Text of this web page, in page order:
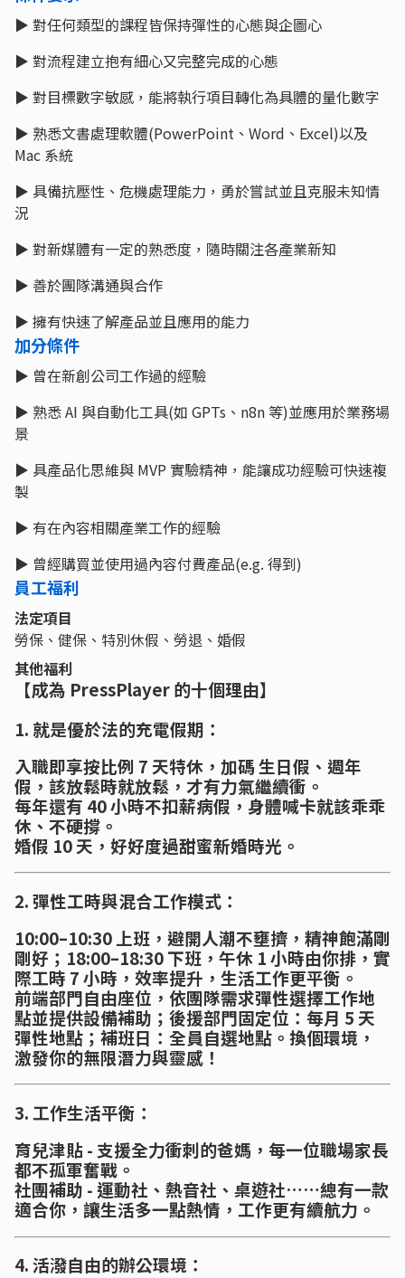
▶ 對任何類型的課程皆保持彈性的心態與企圖心
▶ 對流程建立抱有細心又完整完成的心態
▶ 對目標數字敏感，能將執行項目轉化為具體的量化數字
▶ 熟悉文書處理軟體(PowerPoint、Word、Excel)以及
Mac 系統
▶ 具備抗壓性、危機處理能力，勇於嘗試並且克服未知情
況
▶ 對新媒體有一定的熟悉度，隨時關注各產業新知
▶ 善於團隊溝通與合作
▶ 擁有快速了解產品並且應用的能力
加分條件
▶ 曾在新創公司工作過的經驗
▶ 熟悉 AI 與自動化工具(如 GPTs、n8n 等)並應用於業務場
景
▶ 具產品化思維與 MVP 實驗精神，能讓成功經驗可快速複
製
▶ 有在內容相關產業工作的經驗
▶ 曾經購買並使用過內容付費產品(e.g. 得到)
員工福利
法定項目
勞保、健保、特別休假、勞退、婚假
其他福利
【成為 PressPlayer 的十個理由】
1. 就是優於法的充電假期：
入職即享按比例 7 天特休，加碼 生日假、週年
假，該放鬆時就放鬆，才有力氣繼續衝。
每年還有 40 小時不扣薪病假，身體喊卡就該乖乖
休、不硬撐。
婚假 10 天，好好度過甜蜜新婚時光。
2. 彈性工時與混合工作模式：
10:00–10:30 上班，避開人潮不壅擠，精神飽滿剛
剛好；18:00–18:30 下班，午休 1 小時由你排，實
際工時 7 小時，效率提升，生活工作更平衡。
前端部門自由座位，依團隊需求彈性選擇工作地
點並提供設備補助；後援部門固定位：每月 5 天
彈性地點；補班日：全員自選地點。換個環境，
激發你的無限潛力與靈感！
3. 工作生活平衡：
育兒津貼 - 支援全力衝刺的爸媽，每一位職場家長
都不孤軍奮戰。
社團補助 - 運動社、熱音社、桌遊社……總有一款
適合你，讓生活多一點熱情，工作更有續航力。
4. 活潑自由的辦公環境：